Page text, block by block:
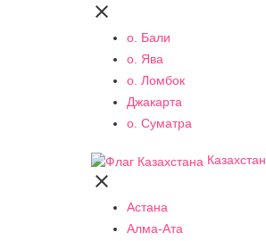

о. Бали
о. Ява
о. Ломбок
Джакарта
о. Суматра
Казахстан

Астана
Алма-Ата